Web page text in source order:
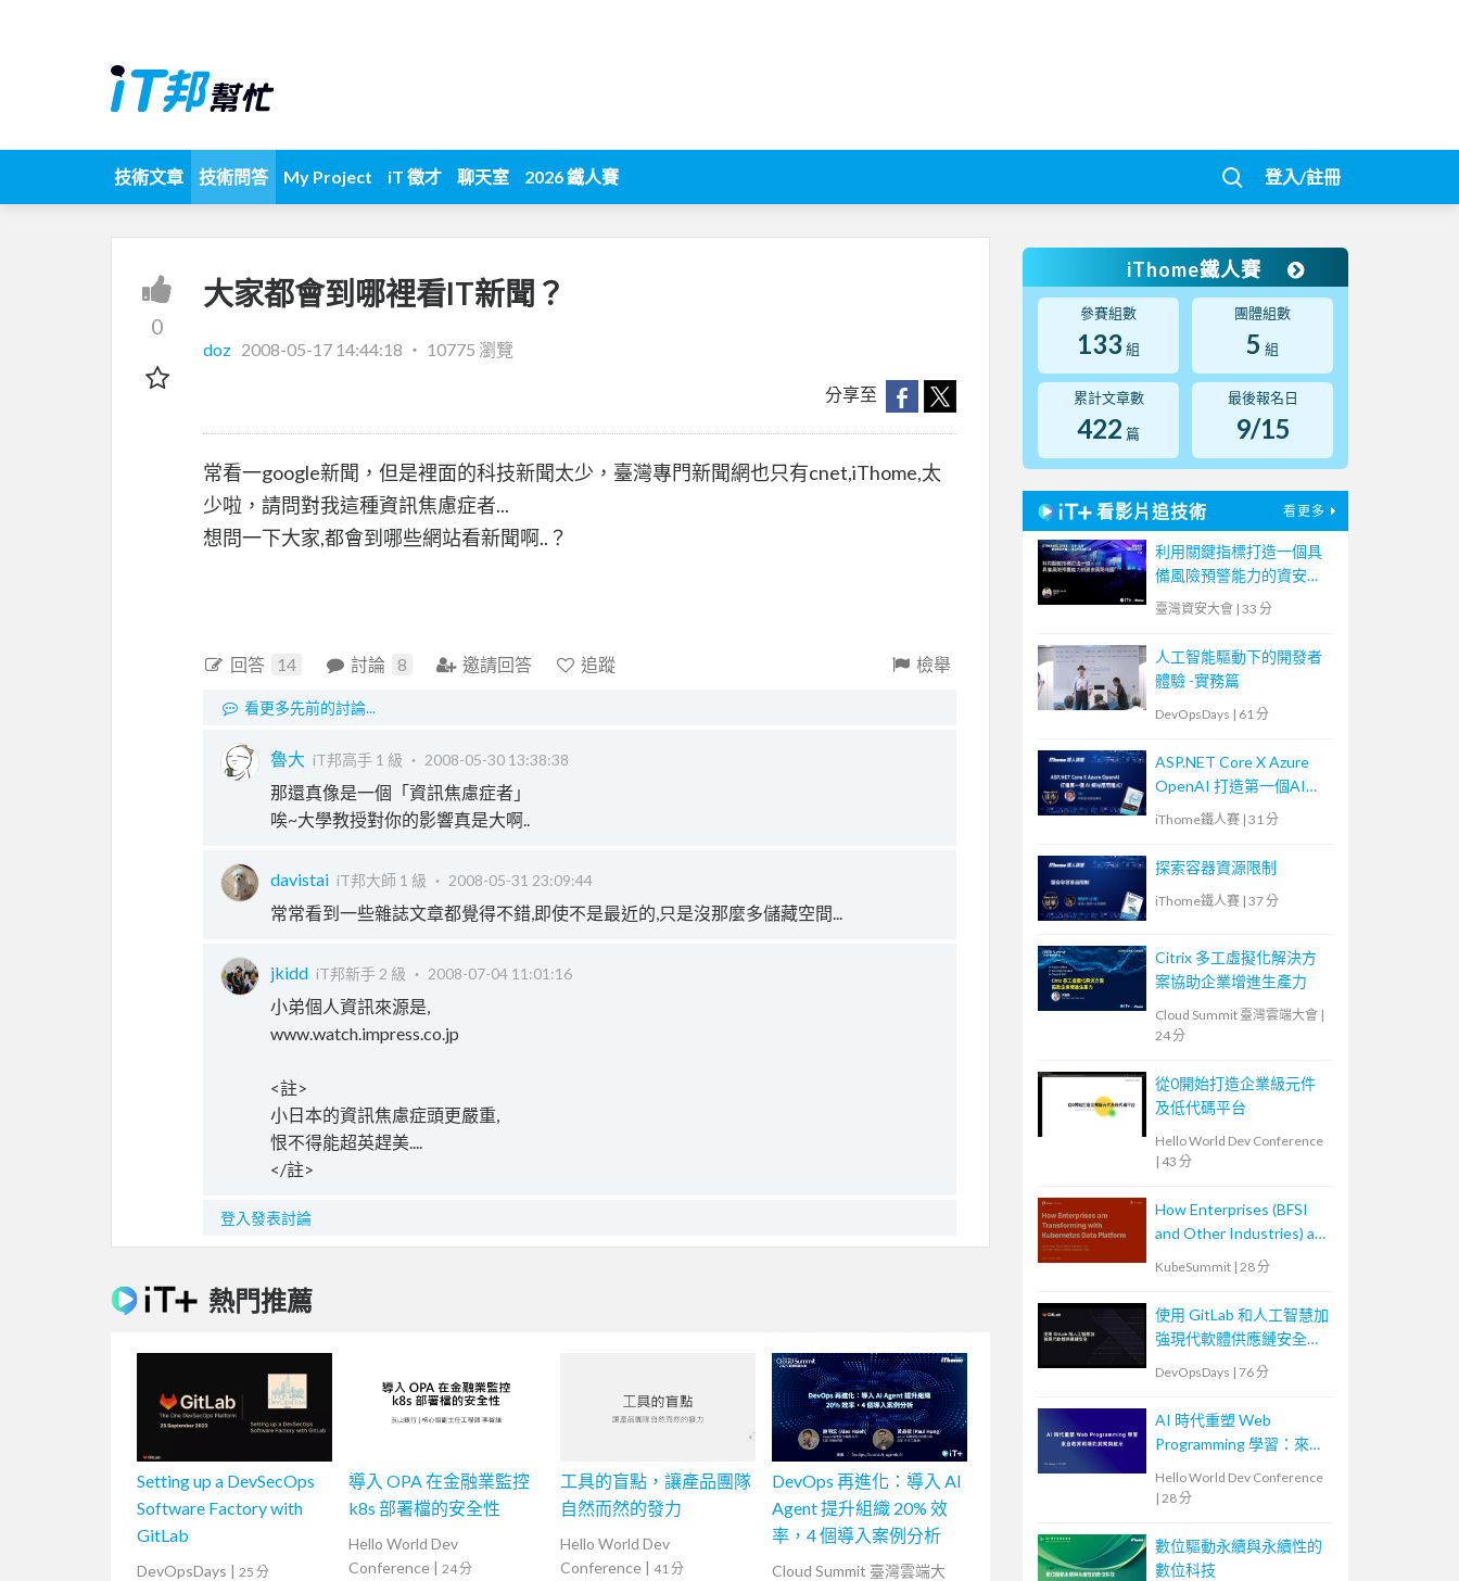
技術文章 技術問答 My Project iT 徵才 聊天室 2026 鐵人賽 登入/註冊
0
大家都會到哪裡看IT新聞？
doz 2008-05-17 14:44:18 ‧ 10775 瀏覽
分享至
常看一google新聞，但是裡面的科技新聞太少，臺灣專門新聞網也只有cnet,iThome,太
少啦，請問對我這種資訊焦慮症者...
想問一下大家,都會到哪些網站看新聞啊..？
回答 14 討論 8 邀請回答 追蹤 檢舉
看更多先前的討論...
魯大 iT邦高手 1 級 ‧ 2008-05-30 13:38:38
那還真像是一個「資訊焦慮症者」
唉~大學教授對你的影響真是大啊..
davistai iT邦大師 1 級 ‧ 2008-05-31 23:09:44
常常看到一些雜誌文章都覺得不錯,即使不是最近的,只是沒那麼多儲藏空間...
jkidd iT邦新手 2 級 ‧ 2008-07-04 11:01:16
小弟個人資訊來源是,
www.watch.impress.co.jp
<註>
小日本的資訊焦慮症頭更嚴重,
恨不得能超英趕美....
</註>
登入發表討論
熱門推薦
Setting up a DevSecOps
Software Factory with
GitLab
DevOpsDays | 25 分
導入 OPA 在金融業監控
k8s 部署檔的安全性
Hello World Dev
Conference | 24 分
工具的盲點，讓產品團隊
自然而然的發力
Hello World Dev
Conference | 41 分
DevOps 再進化：導入 AI
Agent 提升組織 20% 效
率，4 個導入案例分析
Cloud Summit 臺灣雲端大
iThome鐵人賽
參賽組數
133 組
團體組數
5 組
累計文章數
422 篇
最後報名日
9/15
看影片追技術 看更多
利用關鍵指標打造一個具
備風險預警能力的資安風
險地圖
臺灣資安大會 | 33 分
人工智能驅動下的開發者
體驗 -實務篇
DevOpsDays | 61 分
ASP.NET Core X Azure
OpenAI 打造第一個AI網
站應用程式！
iThome鐵人賽 | 31 分
探索容器資源限制
iThome鐵人賽 | 37 分
Citrix 多工虛擬化解決方
案協助企業增進生產力
Cloud Summit 臺灣雲端大會 |
24 分
從0開始打造企業級元件
及低代碼平台
Hello World Dev Conference
| 43 分
How Enterprises (BFSI
and Other Industries) are
Transforming with
Platforms
KubeSummit | 28 分
使用 GitLab 和人工智慧加
強現代軟體供應鏈安全
Securing the Modern
with GitLab and AI
DevOpsDays | 76 分
AI 時代重塑 Web
Programming 學習：來自
Hello World Dev Conference
| 28 分
數位驅動永續與永續性的
數位科技